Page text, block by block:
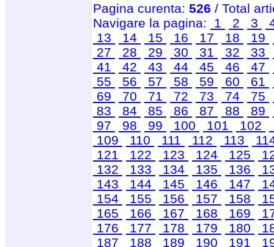
Pagina curenta: 526 / Total
Navigare la pagina:
1 2 3
13
14 15 16 17 18 19
27
28 29 30 31 32 33
41
42 43 44 45 46 47
55
56 57 58 59 60 61
69
70 71 72 73 74 75
83
84 85 86 87 88 89
97
98 99 100 101 102
109
110 111 112 113
121
122 123 124 125
132
133 134 135 136
143
144 145 146 147
154
155 156 157 158
165
166 167 168 169
176
177 178 179 180
187
188 189 190 191